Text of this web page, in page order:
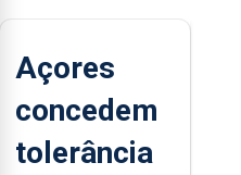
Açores
concedem
tolerância